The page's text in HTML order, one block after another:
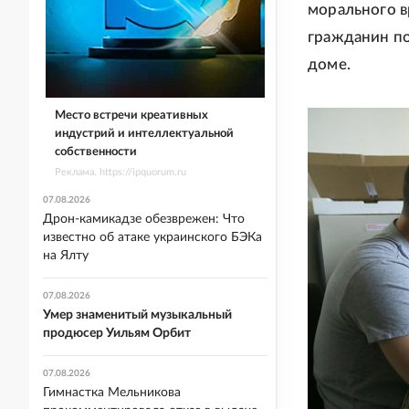
морального
гражданин
доме.
Место встречи креативных
индустрий и интеллектуальной
собственности
Реклама. https://ipquorum.ru
07.08.2026
Дрон-камикадзе обезврежен: Что
известно об атаке украинского БЭКа
на Ялту
07.08.2026
Умер знаменитый музыкальный
продюсер Уильям Орбит
07.08.2026
Гимнастка Мельникова